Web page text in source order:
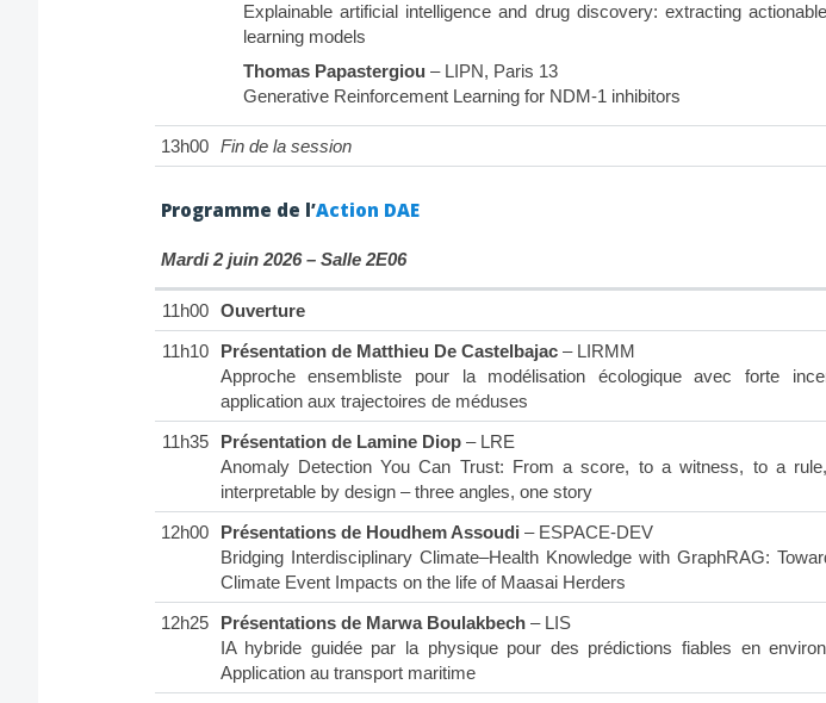
Explainable artificial intelligence and drug discovery: extracting
learning models
Thomas Papastergiou – LIPN, Paris 13
Generative Reinforcement Learning for NDM-1 inhibitors
13h00 Fin de la session
Programme de l’Action DAE
Mardi 2 juin 2026 – Salle 2E06
11h00 Ouverture
11h10
Présentation de Matthieu De Castelbajac– LIRMM
Approche ensembliste pour la modélisation écologique avec forte
application aux trajectoires de méduses
11h35
Présentation de Lamine Diop– LRE
Anomaly Detection You Can Trust: From a score, to a witness, to a
interpretable by design – three angles, one story
12h00
Présentations de Houdhem Assoudi – ESPACE-DEV
Bridging Interdisciplinary Climate–Health Knowledge with GraphRAG:
Climate Event Impacts on the life of Maasai Herders
12h25
Présentations de Marwa Boulakbech– LIS
IA hybride guidée par la physique pour des prédictions fiables en
Application au transport maritime